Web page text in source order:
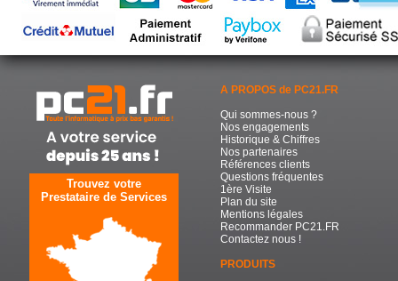
Trouvez votre
Prestataire de Services
A PROPOS de PC21.FR
Qui sommes-nous ?
Nos engagements
Historique & Chiffres
Nos partenaires
Références clients
Questions fréquentes
1ère Visite
Plan du site
Mentions légales
Recommander PC21.FR
Contactez nous !
PRODUITS